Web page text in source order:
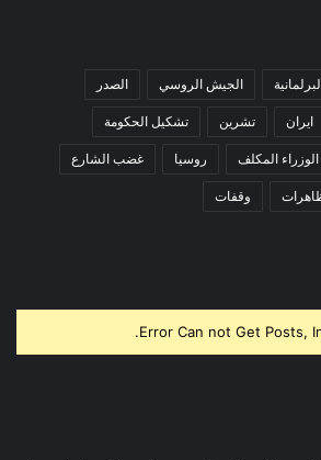
الجيش الروسي الصدر
ايران تشرين تشكيل الحكومة
المكلف روسيا غضب الشارع
وقفات
Error Can not Get Posts,